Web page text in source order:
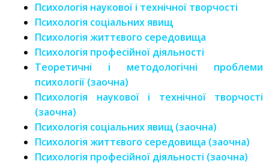
Психологія наукової і технічної творчості
Психологія соціальних явищ
Психологія життєвого середовища
Психологія професійної діяльності
Теоретичні і методологічні проблеми
психології (заочна)
Психологія наукової і технічної творчості
(заочна)
Психологія соціальних явищ (заочна)
Психологія життєвого середовища (заочна)
Психологія професійної діяльності (заочна)